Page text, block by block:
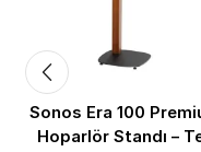
Sonos Era 100
Hoparlör Standı –